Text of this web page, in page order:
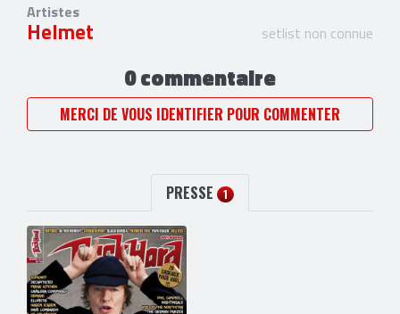
Artistes
Helmet setlist non connue
0 commentaire
MERCI DE VOUS IDENTIFIER POUR COMMENTER
PRESSE 1